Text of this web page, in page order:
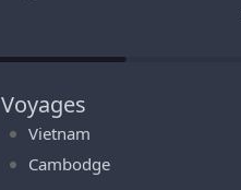
Voyages
Vietnam
Cambodge